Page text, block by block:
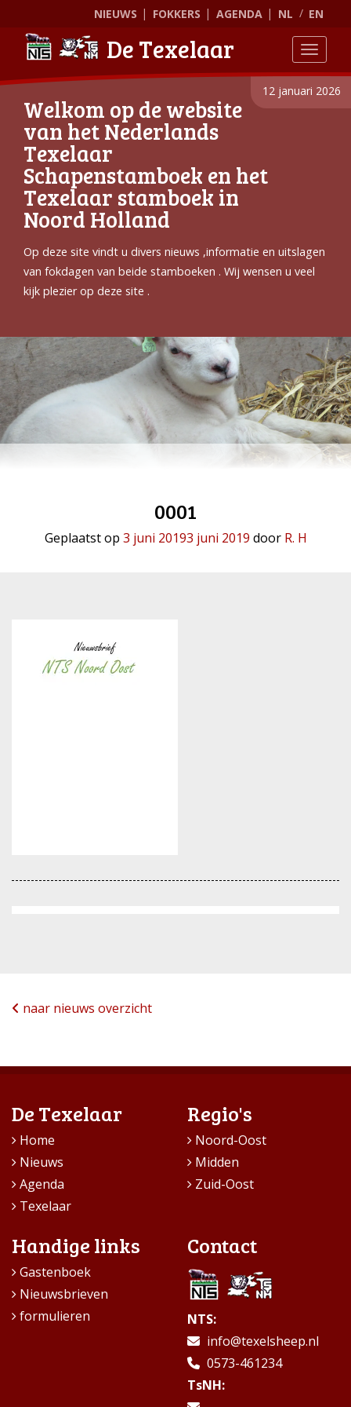
NIEUWS FOKKERS AGENDA NL EN
De Texelaar
12 januari 2026
Welkom op de website
van het Nederlands
Texelaar
Schapenstamboek en het
Texelaar stamboek in
Noord Holland
Op deze site vindt u divers nieuws ,informatie en uitslagen
van fokdagen van beide stamboeken . Wij wensen u veel
kijk plezier op deze site .
0001
Geplaatst op 3 juni 20193 juni 2019 door R. H
naar nieuws overzicht
De Texelaar
Home
Nieuws
Agenda
Texelaar
Regio's
Noord-Oost
Midden
Zuid-Oost
Handige links
Gastenboek
Nieuwsbrieven
formulieren
Contact
NTS:
info@texelsheep.nl
0573-461234
TsNH: